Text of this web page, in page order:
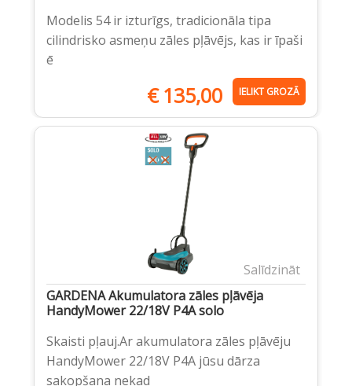
Modelis 54 ir izturīgs, tradicionāla tipa
cilindrisko asmeņu zāles pļāvējs, kas ir īpaši
ē
€135,00 IELIKT GROZĀ
Salīdzināt
GARDENA Akumulatora zāles pļāvēja
HandyMower 22/18V P4A solo
Skaisti pļauj.Ar akumulatora zāles pļāvēju
HandyMower 22/18V P4A jūsu dārza
sakopšana nekad